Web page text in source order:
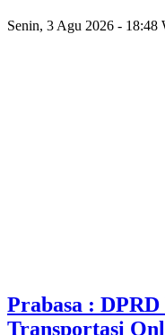
Senin, 3 Agu 2026 - 18:48
Prabasa :
Transportasi